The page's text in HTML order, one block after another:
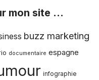
mon site …
buzz marketing
documentaire espagne
infographie